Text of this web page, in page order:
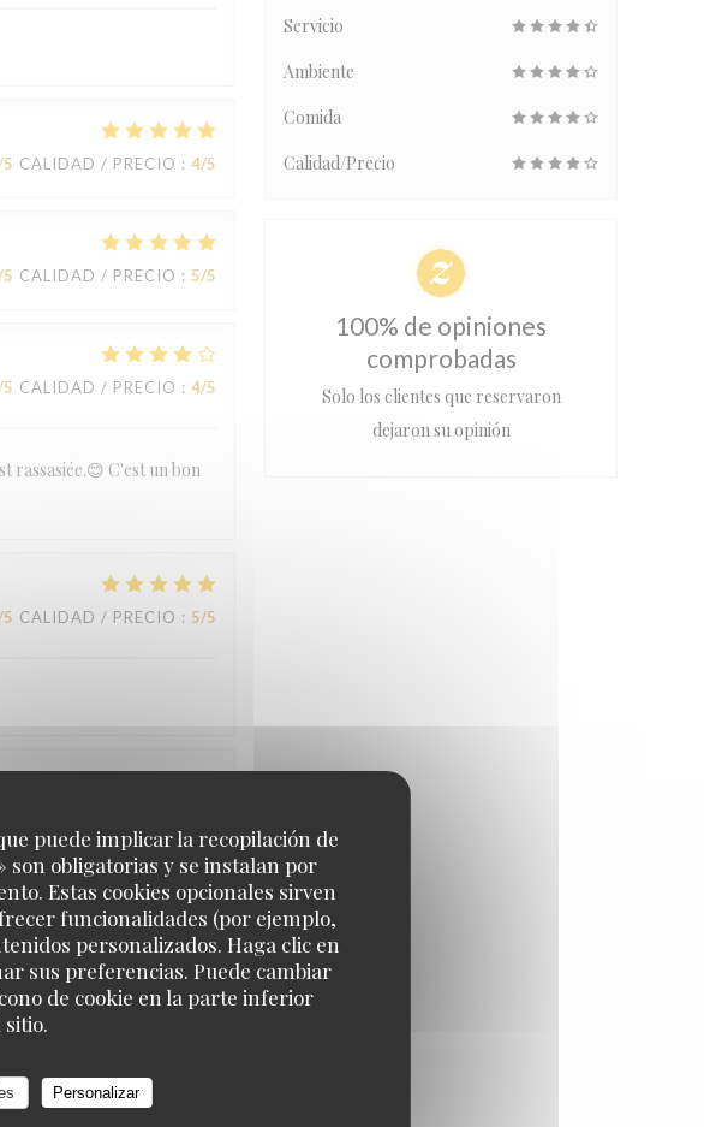
puede implicar la recopilación de
son obligatorias y se instalan por
Estas cookies opcionales sirven
funcionalidades (por ejemplo,
personalizados. Haga clic en
sus preferencias. Puede cambiar
de cookie en la parte inferior
Personalizar
CALIDAD / PRECIO : 4/5
CALIDAD / PRECIO : 5/5
CALIDAD / PRECIO : 4/5
rassasiée.😊 C'est un bon
CALIDAD / PRECIO : 5/5
/5 CALIDAD / PRECIO: 5/5
Servicio
Ambiente
Comida
Calidad/Precio
100% de opiniones
comprobadas
Solo los clientes que reservaron
dejaron su opinión